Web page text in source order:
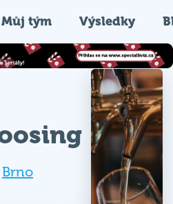
Můj tým Výsledky
Brno